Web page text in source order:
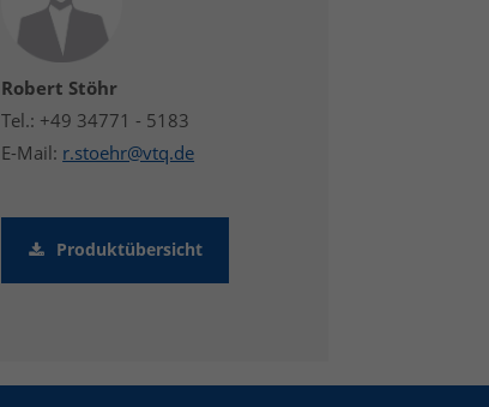
Robert Stöhr
Tel.: +49 34771 - 5183
E-Mail: r.stoehr@vtq.de
Produktübersicht